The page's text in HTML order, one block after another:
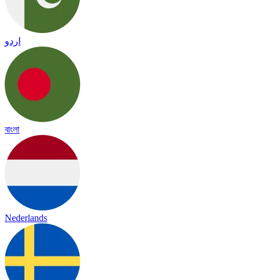
اردو
বাংলা
Nederlands